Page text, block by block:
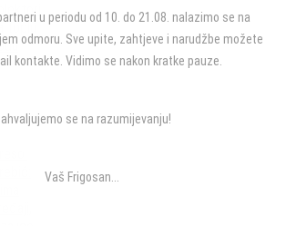
toplu
u periodu od 10. do 21.08. nalazimo se na
odmoru. Sve upite, zahtjeve i narudžbe možete
kontakte. Vidimo se nakon kratke pauze.
se na razumijevanju!
Vaš Frigosan...